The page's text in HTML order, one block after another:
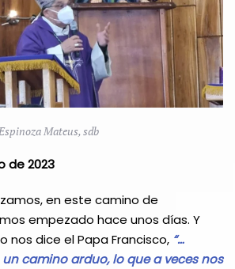
Mateus, sdb
de 2023
en este camino de
empezado hace unos días. Y
nos dice el Papa Francisco, “…
camino arduo, lo que a veces nos